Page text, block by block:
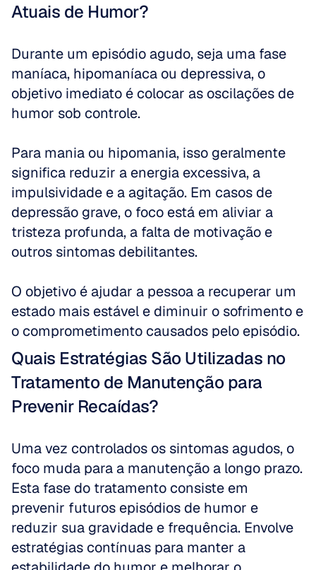
Atuais de Humor?
Durante um episódio agudo, seja uma fase
maníaca, hipomaníaca ou depressiva, o
objetivo imediato é colocar as oscilações de
humor sob controle.
Para mania ou hipomania, isso geralmente
significa reduzir a energia excessiva, a
impulsividade e a agitação. Em casos de
depressão grave, o foco está em aliviar a
tristeza profunda, a falta de motivação e
outros sintomas debilitantes.
O objetivo é ajudar a pessoa a recuperar um
estado mais estável e diminuir o sofrimento e
o comprometimento causados pelo episódio.
Quais Estratégias São Utilizadas no
Tratamento de Manutenção para
Prevenir Recaídas?
Uma vez controlados os sintomas agudos, o
foco muda para a manutenção a longo prazo.
Esta fase do tratamento consiste em
prevenir futuros episódios de humor e
reduzir sua gravidade e frequência. Envolve
estratégias contínuas para manter a